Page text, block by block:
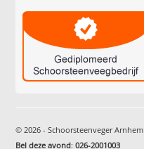
© 2026 - Schoorsteenveger Arnhem
Bel deze avond:026-2001003